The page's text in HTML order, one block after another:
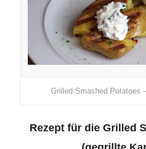
Grilled Smashed Potatoes
Rezept für die Grilled